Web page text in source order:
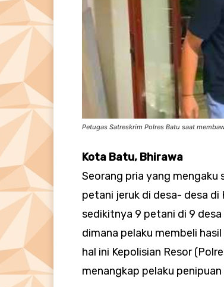
Petugas Satreskrim Polres Batu saat
Kota Batu, Bhirawa
Seorang pria yang
petani jeruk di desa- desa
sedikitnya 9 petani di 9
dimana pelaku membeli
hal ini Kepolisian Resor
menangkap pelaku